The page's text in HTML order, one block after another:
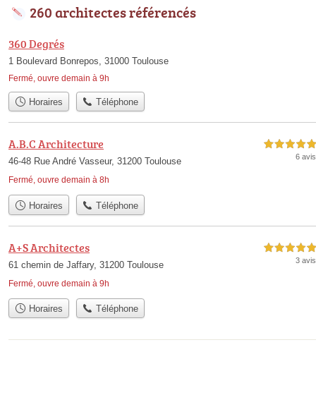
260 architectes référencés
360 Degrés
1 Boulevard Bonrepos, 31000 Toulouse
Fermé, ouvre demain à 9h
Horaires Téléphone
A.B.C Architecture
46-48 Rue André Vasseur, 31200 Toulouse
Fermé, ouvre demain à 8h
5,0 étoiles sur 5
6 avis
Horaires Téléphone
A+S Architectes
61 chemin de Jaffary, 31200 Toulouse
Fermé, ouvre demain à 9h
5,0 étoiles sur 5
3 avis
Horaires Téléphone